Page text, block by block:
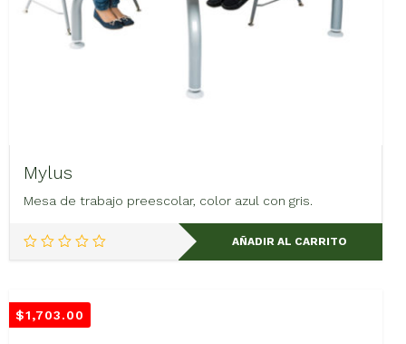
Mylus
Mesa de trabajo preescolar, color azul con gris.
AÑADIR AL CARRITO
$1,703.00